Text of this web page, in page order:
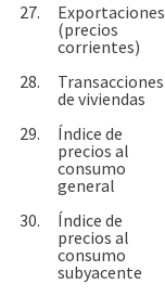
27.
Exportaciones
(precios
corrientes)
28.
Transacciones
de viviendas
29.
Índice de
precios al
consumo
general
30.
Índice de
precios al
consumo
subyacente